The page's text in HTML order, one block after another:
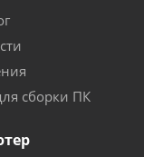
сборки ПК